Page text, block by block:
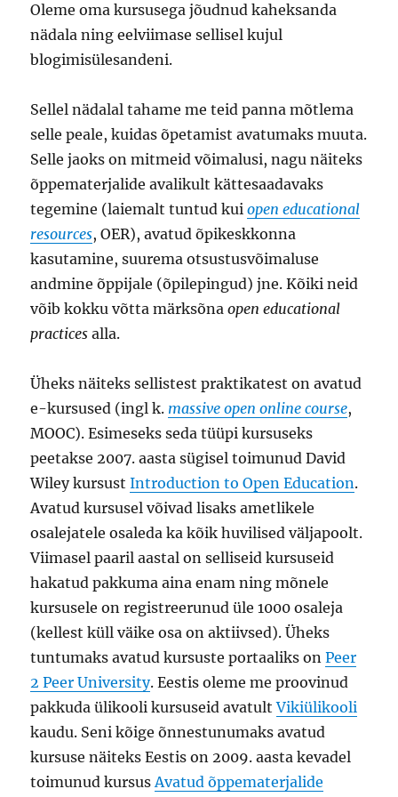
Oleme oma kursusega jõudnud kaheksanda
nädala ning eelviimase sellisel kujul
blogimisülesandeni.
Sellel nädalal tahame me teid panna mõtlema
selle peale, kuidas õpetamist avatumaks muuta.
Selle jaoks on mitmeid võimalusi, nagu näiteks
õppematerjalide avalikult kättesaadavaks
tegemine (laiemalt tuntud kuiopen educational
resources, OER), avatud õpikeskkonna
kasutamine, suurema otsustusvõimaluse
andmine õppijale (õpilepingud) jne. Kõiki neid
võib kokku võtta märksõnaopen educational
practices alla.
Üheks näiteks sellistest praktikatest on avatud
e-kursused (ingl k. massive open online course,
MOOC). Esimeseks seda tüüpi kursuseks
peetakse 2007. aasta sügisel toimunud David
Wiley kursustIntroduction to Open Education.
Avatud kursusel võivad lisaks ametlikele
osalejatele osaleda ka kõik huvilised väljapoolt.
Viimasel paaril aastal on selliseid kursuseid
hakatud pakkuma aina enam ning mõnele
kursusele on registreerunud üle 1000 osaleja
(kellest küll väike osa on aktiivsed). Üheks
tuntumaks avatud kursuste portaaliks onPeer
2 Peer University. Eestis oleme me proovinud
pakkuda ülikooli kursuseid avatultVikiülikooli
kaudu. Seni kõige õnnestunumaks avatud
kursuse näiteks Eestis on 2009. aasta kevadel
toimunud kursusAvatud õppematerjalide